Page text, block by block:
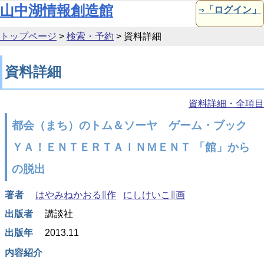
本文へ移動
山中湖情報創造館 ⇒「ログイン」
トップページ > 検索・予約 > 資料詳細
資料詳細
資料詳細・全項目
都会（まち）のトム＆ソーヤ ゲーム・ブック
ＹＡ！ＥＮＴＥＲＴＡＩＮＭＥＮＴ 「館」から
の脱出
著者 はやみねかおる∥作
にしけいこ∥画
出版者
講談社
出版年
2013.11
内容紹介